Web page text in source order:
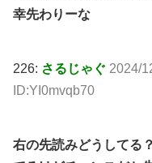
幸先わりーな
226: さるじゃぐ 2024/
ID:YI0mvqb70
右の先読みどうしてる